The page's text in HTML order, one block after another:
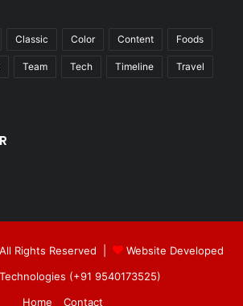
Classic Color Content Foods
Team Tech Timeline Travel
Rights Reserved |
Website Developed
(+91 9540173525)
Home
Contact